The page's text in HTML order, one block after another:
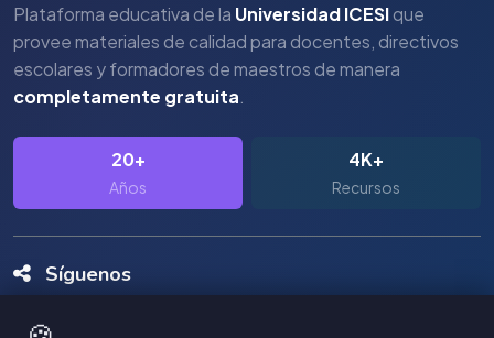
Plataforma educativa de la Universidad ICESIque
provee materiales de calidad para docentes, directivos
escolares y formadores de maestros de manera
completamente gratuita.
20+
Años
4K+
Recursos
Síguenos